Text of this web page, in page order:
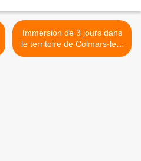
Immersion de 3 jours dans
le territoire de Colmars-les-
Alpes >